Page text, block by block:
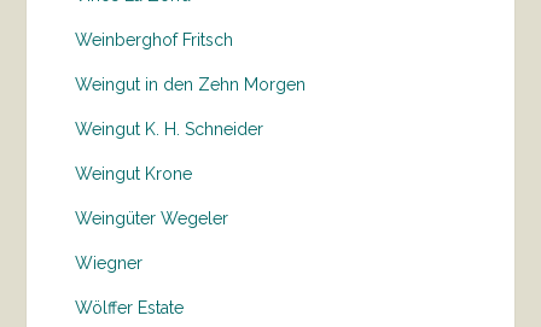
Weinberghof Fritsch
Weingut in den Zehn Morgen
Weingut K. H. Schneider
Weingut Krone
Weingüter Wegeler
Wiegner
Wölffer Estate